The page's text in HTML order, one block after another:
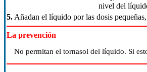
nivel del
5. Añadan el líquido por las dosis
La prevención
No permitan el tornasol del líquido. Si